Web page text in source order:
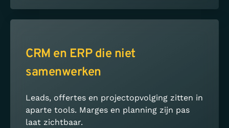
CRM en ERP die niet
samenwerken
Leads, offertes en projectopvolging zitten in
aparte tools. Marges en planning zijn pas
laat zichtbaar.